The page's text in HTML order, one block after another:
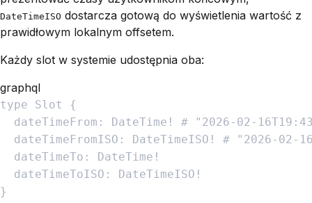
DateTimeISO dostarcza gotową do wyświetlenia wartość z
prawidłowym lokalnym offsetem.
Każdy slot w systemie udostępnia oba:
graphql
type Slot
{
dateTimeFrom : DateTime ! # " 2026-02-
dateTimeFromISO : DateTimeISO ! # " 2026-02-
dateTimeTo : DateTime !
dateTimeToISO : DateTimeISO !
}